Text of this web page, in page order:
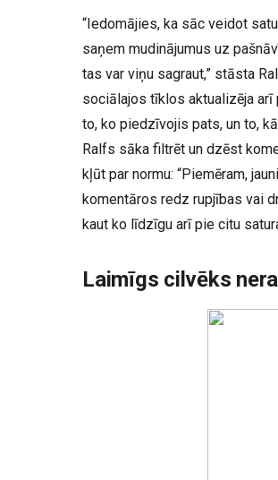
“Iedomājies, ka sāc veidot
saņem mudinājumus uz
tas var viņu sagraut,” stāsta
sociālajos tīklos aktualizēja arī
to, ko piedzīvojis pats, un to,
Ralfs sāka filtrēt un dzēst
kļūt par normu: “Piemēram,
komentāros redz rupjības vai
kaut ko līdzīgu arī pie citu
Laimīgs cilvēks